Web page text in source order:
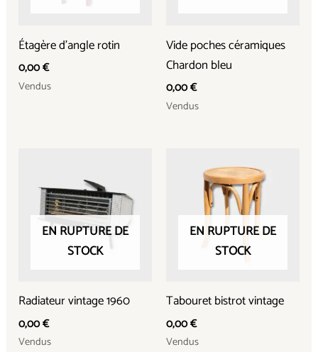
Étagère d’angle rotin
0,00€
Vendus
Vide poches céramiques
Chardon bleu
0,00€
Vendus
EN RUPTURE DE
STOCK
Radiateur vintage 1960
0,00€
Vendus
EN RUPTURE DE
STOCK
Tabouret bistrot vintage
0,00€
Vendus